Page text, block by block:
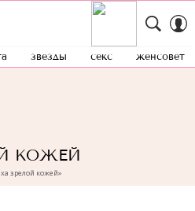
звезды секс женсовет
КОЖЕЙ
зрелой кожей»